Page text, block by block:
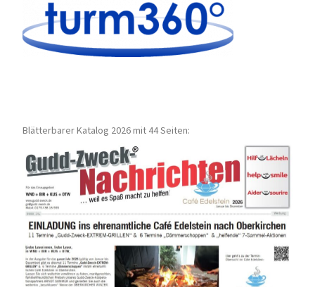
Blätterbarer Katalog 2026 mit 44 Seiten: